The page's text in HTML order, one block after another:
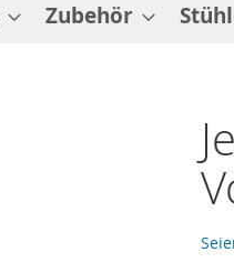
Zubehör